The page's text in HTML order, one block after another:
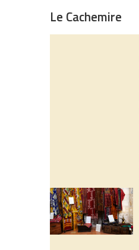
Le Cachemire